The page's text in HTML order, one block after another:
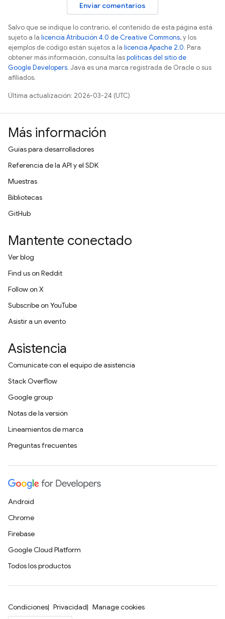
Enviar comentarios
Salvo que se indique lo contrario, el contenido de esta página está
sujeto a la licencia Atribución 4.0 de Creative Commons, y los
ejemplos de código están sujetos a la licencia Apache 2.0. Para
obtener más información, consulta laspolíticas del sitio de
Google Developers. Java es una marca registrada de Oracle o sus
afiliados.
Última actualización: 2026-03-24 (UTC)
Más información
Guías para desarrolladores
Referencia de la API y el SDK
Muestras
Bibliotecas
GitHub
Mantente conectado
Ver blog
Find us on Reddit
Follow on X
Subscribe on YouTube
Asistir a un evento
Asistencia
Comunícate con el equipo de asistencia
Stack Overflow
Google group
Notas de la versión
Lineamientos de marca
Preguntas frecuentes
Android
Chrome
Firebase
Google Cloud Platform
Todos los productos
Condiciones Privacidad Manage cookies